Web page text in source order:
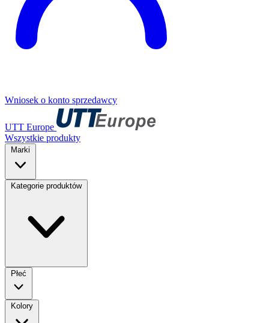
Wniosek o konto sprzedawcy
UTT Europe
Wszystkie produkty
Marki
Kategorie produktów
Płeć
Kolory